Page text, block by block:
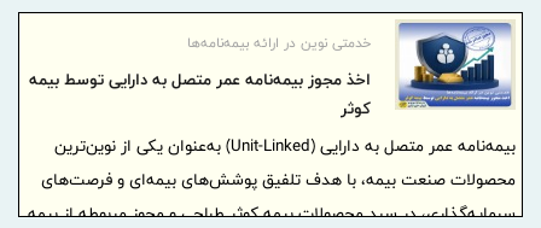
نماید.
خدمتی نوین در ارائه بیمه‌نامه‌ها
اخذ مجوز بیمه‌نامه عمر متصل به دارایی توسط بیمه
کوثر
بیمه‌نامه عمر متصل به دارایی (Unit-Linked) به‌عنوان یکی از نوین‌ترین
محصولات صنعت بیمه، با هدف تلفیق پوشش‌های بیمه‌ای و فرصت‌های
سرمایه‌گذاری، در سبد محصولات بیمه کوثر طراحی و مجوز مربوطه از بیمه